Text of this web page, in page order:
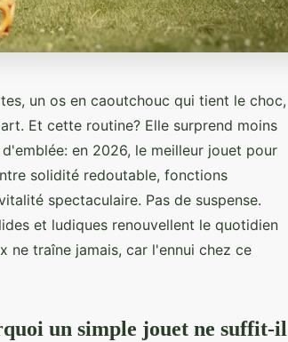
un os en caoutchouc qui tient le choc,
Et cette routine? Elle surprend moins
en 2026, le meilleur jouet pour
solidité redoutable, fonctions
spectaculaire. Pas de suspense.
et ludiques renouvellent le quotidien
ne traîne jamais, car l'ennui chez ce
un simple jouet ne suffit-il